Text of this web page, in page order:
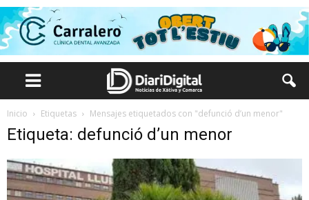
Inicio Etiquetas Mensajes etiquetados con "defunció d’un menor"
Etiqueta: defunció d’un menor